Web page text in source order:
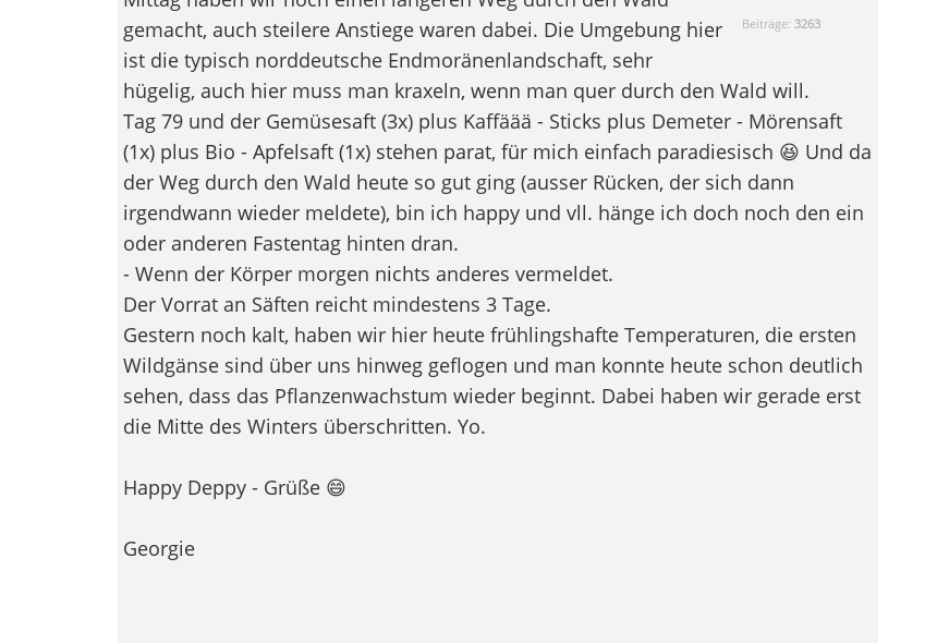
Beiträge: 3263
gemacht, auch steilere Anstiege waren dabei. Die Umgebung hier
ist die typisch norddeutsche Endmoränenlandschaft, sehr
hügelig, auch hier muss man kraxeln, wenn man quer durch den Wald will.
Tag 79 und der Gemüsesaft (3x) plus Kaffäää - Sticks plus Demeter - Mörensaft
(1x) plus Bio - Apfelsaft (1x) stehen parat, für mich einfach paradiesisch 😆 Und da
der Weg durch den Wald heute so gut ging (ausser Rücken, der sich dann
irgendwann wieder meldete), bin ich happy und vll. hänge ich doch noch den ein
oder anderen Fastentag hinten dran.
- Wenn der Körper morgen nichts anderes vermeldet.
Der Vorrat an Säften reicht mindestens 3 Tage.
Gestern noch kalt, haben wir hier heute frühlingshafte Temperaturen, die ersten
Wildgänse sind über uns hinweg geflogen und man konnte heute schon deutlich
sehen, dass das Pflanzenwachstum wieder beginnt. Dabei haben wir gerade erst
die Mitte des Winters überschritten. Yo.
Happy Deppy - Grüße 😄
Georgie